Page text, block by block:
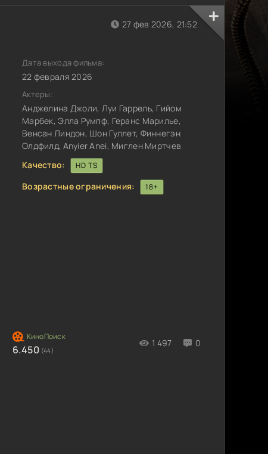
6.450 (44)
1 497 0
27 фев 2026, 21:52
Дата выхода фильма:
22 февраля 2026
Актеры:
Анджелина Джоли, Луи Гаррель, Гийом
Марбек, Элла Румпф, Геранс Марилье,
Венсан Линдон, Шон Гуллет, Финнегэн
Олдфилд, Anyier Anei, Миглен Миртчев
Качество:
HD TS
Возрастные ограничения: 18+